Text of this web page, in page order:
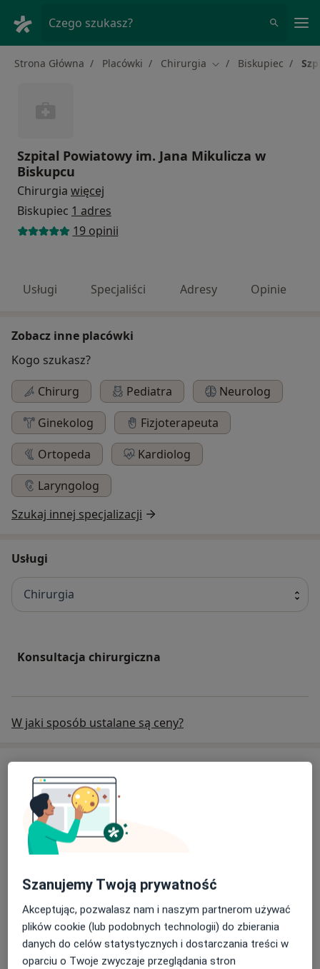
Czego szukasz?
Strona Główna Placówki Chirurgia Zmień miasto
Biskupiec
Szpital Powiatowy im. Jana Mikulicza w
Biskupcu
Chirurgia więcej
Biskupiec 1 adres
19 opinii
Usługi Specjaliści Adresy Opinie
Zobacz inne placówki
Kogo szukasz?
Chirurg
Pediatra
Neurolog
Ginekolog
Fizjoterapeuta
Ortopeda
Kardiolog
Laryngolog
Szukaj innej specjalizacji
Usługi
Chirurgia
Konsultacja chirurgiczna
W jaki sposób ustalane są ceny?
Specjaliści
Chirurg
Chirurg, Chirurg dziecięcy
Waldemar Mieczysław Wołodarski
Chirurg
Szanujemy Twoją prywatność
Akceptując, pozwalasz nam i naszym partnerom używać
plików cookie (lub podobnych technologii) do zbierania
danych do celów statystycznych i dostarczania treści w
oparciu o Twoje zwyczaje przeglądania stron